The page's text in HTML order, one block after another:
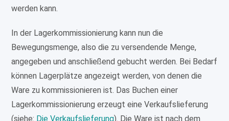
werden kann.
In der Lagerkommissionierung kann nun die
Bewegungsmenge, also die zu versendende Menge,
angegeben und anschließend gebucht werden. Bei Bedarf
können Lagerplätze angezeigt werden, von denen die
Ware zu kommissionieren ist. Das Buchen einer
Lagerkommissionierung erzeugt eine Verkaufslieferung
(siehe: Die Verkaufslieferung). Die Ware ist nach dem